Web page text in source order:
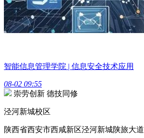
智能信息管理学院 | 信息安全技术应用
08-02 09:55
崇劳创新 德技同修
泾河新城校区
陕西省西安市西咸新区泾河新城陕旅大道